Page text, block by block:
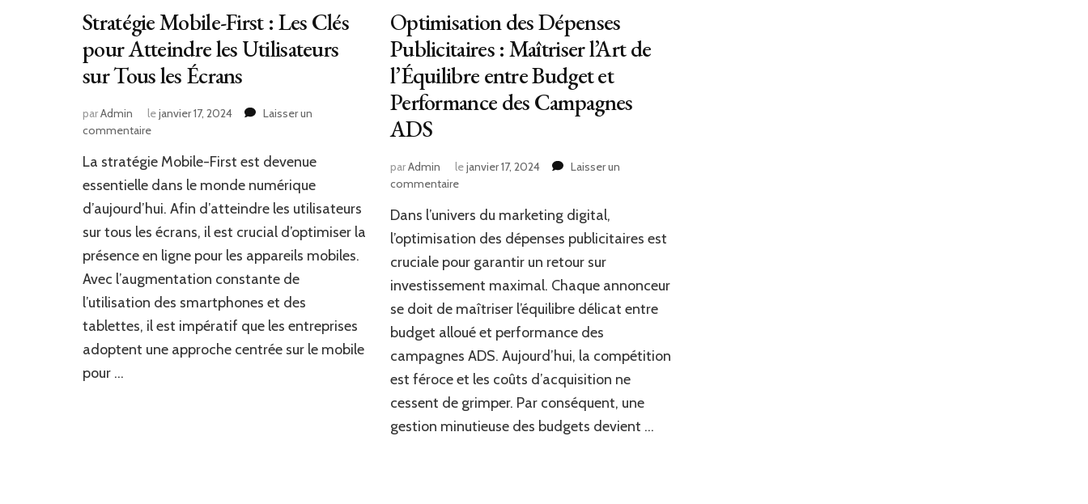
Stratégie Mobile-First : Les Clés
pour Atteindre les Utilisateurs
sur Tous les Écrans
parAdmin lejanvier 17, 2024
Laisser un
commentairesur
Mobile-
First
Les
Clés
pour
Atteindre
les
Utilisateurs
sur
Tous
les
La stratégie Mobile-First est devenue
essentielle dans le monde numérique
d’aujourd’hui. Afin d’atteindre les utilisateurs
sur tous les écrans, il est crucial d’optimiser la
présence en ligne pour les appareils mobiles.
Avec l’augmentation constante de
l’utilisation des smartphones et des
tablettes, il est impératif que les entreprises
adoptent une approche centrée sur le mobile
pour …
Optimisation des Dépenses
Publicitaires : Maîtriser l’Art de
l’Équilibre entre Budget et
Performance des Campagnes
ADS
parAdmin lejanvier 17, 2024
Laisser un
commentairesur
des
Dépenses
:
Maîtriser
de
l’Équilibre
entre
Budget
et
Performance
des
Dans l’univers du marketing digital,
l’optimisation des dépenses publicitaires est
cruciale pour garantir un retour sur
investissement maximal. Chaque annonceur
se doit de maîtriser l’équilibre délicat entre
budget alloué et performance des
campagnes ADS. Aujourd’hui, la compétition
est féroce et les coûts d’acquisition ne
cessent de grimper. Par conséquent, une
gestion minutieuse des budgets devient …